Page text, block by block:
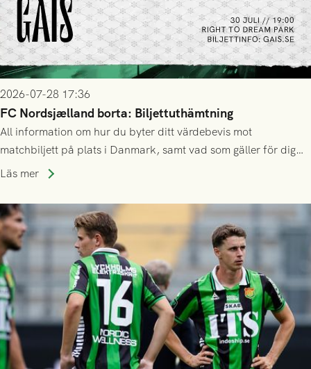
2026-07-28 17:36
FC Nordsjælland borta: Biljettuthämtning
All information om hur du byter ditt värdebevis mot
matchbiljett på plats i Danmark, samt vad som gäller för dig
som står på reservlista eller fått förhinder.
Läs mer